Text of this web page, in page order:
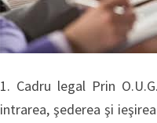
1. Cadru legal Prin
intrarea, şederea şi